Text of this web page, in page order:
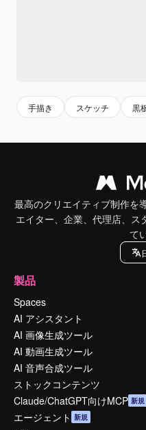
手描き スケッチ 黒
最高のクリエイティブ制作を
エイター、企業、代理店、ス
て
製品
Spaces
AI アシスタント
AI 画像生成ツール
AI 動画生成ツール
AI 音声合成ツール
ストックコンテンツ
Claude/ChatGPT向けMCP 新規
エージェント 新規